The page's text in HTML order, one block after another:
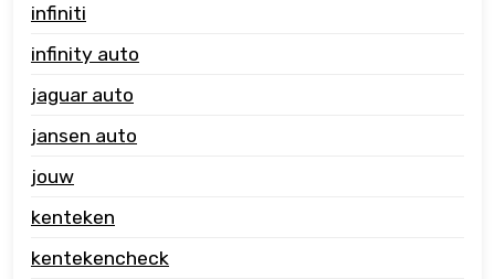
infiniti
infinity auto
jaguar auto
jansen auto
jouw
kenteken
kentekencheck